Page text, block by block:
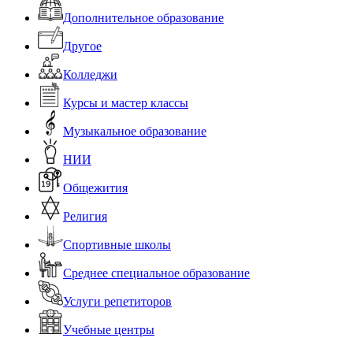
Дополнительное образование
Другое
Колледжи
Курсы и мастер классы
Музыкальное образование
НИИ
Общежития
Религия
Спортивные школы
Среднее специальное образование
Услуги репетиторов
Учебные центры